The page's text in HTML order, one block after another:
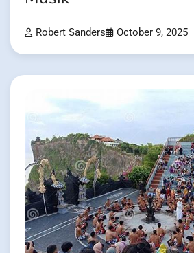
Robert Sanders October 9, 2025